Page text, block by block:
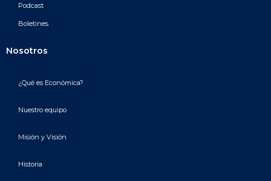
Podcast
Boletines
Nosotros
¿Qué es Económica?
Nuestro equipo
Misión y Visión
Historia